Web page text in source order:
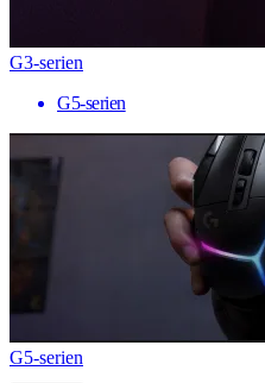
G3-serien
G5-serien
G5-serien